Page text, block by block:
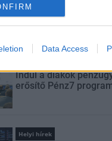
Data Access
Indul a diákok
erősítő Pénz7
Helyi hírek